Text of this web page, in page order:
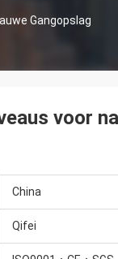
Gangopslag
voor
China
Qifei